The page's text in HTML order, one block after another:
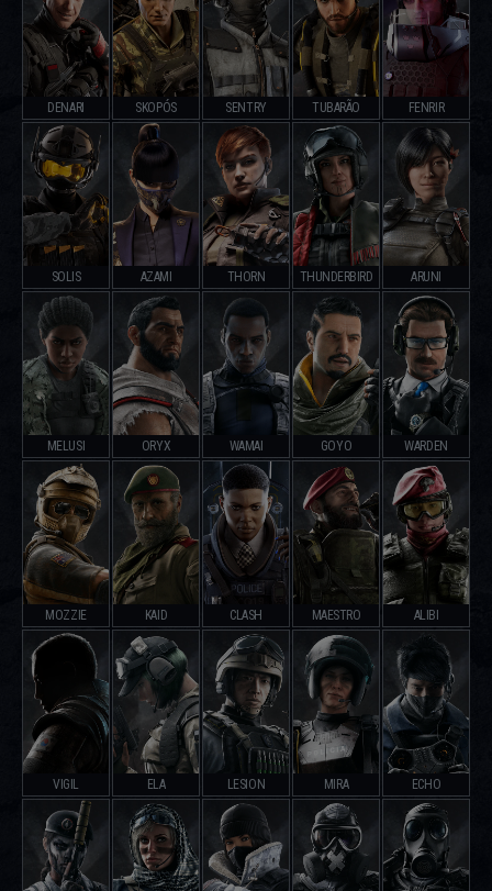
DENARI SKOPÓS SENTRY TUBARÃO FENRIR
SOLIS AZAMI THORN THUNDERBIRD ARUNI
MELUSI ORYX WAMAI GOYO WARDEN
MOZZIE KAID CLASH MAESTRO ALIBI
VIGIL ELA LESION MIRA ECHO